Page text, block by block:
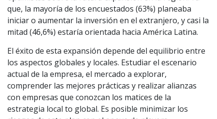
que, la mayoría de los encuestados (63%) planeaba
iniciar o aumentar la inversión en el extranjero, y casi la
mitad (46,6%) estaría orientada hacia América Latina.
El éxito de esta expansión depende del equilibrio entre
los aspectos globales y locales. Estudiar el escenario
actual de la empresa, el mercado a explorar,
comprender las mejores prácticas y realizar alianzas
con empresas que conozcan los matices de la
estrategia local to global. Es posible minimizar los